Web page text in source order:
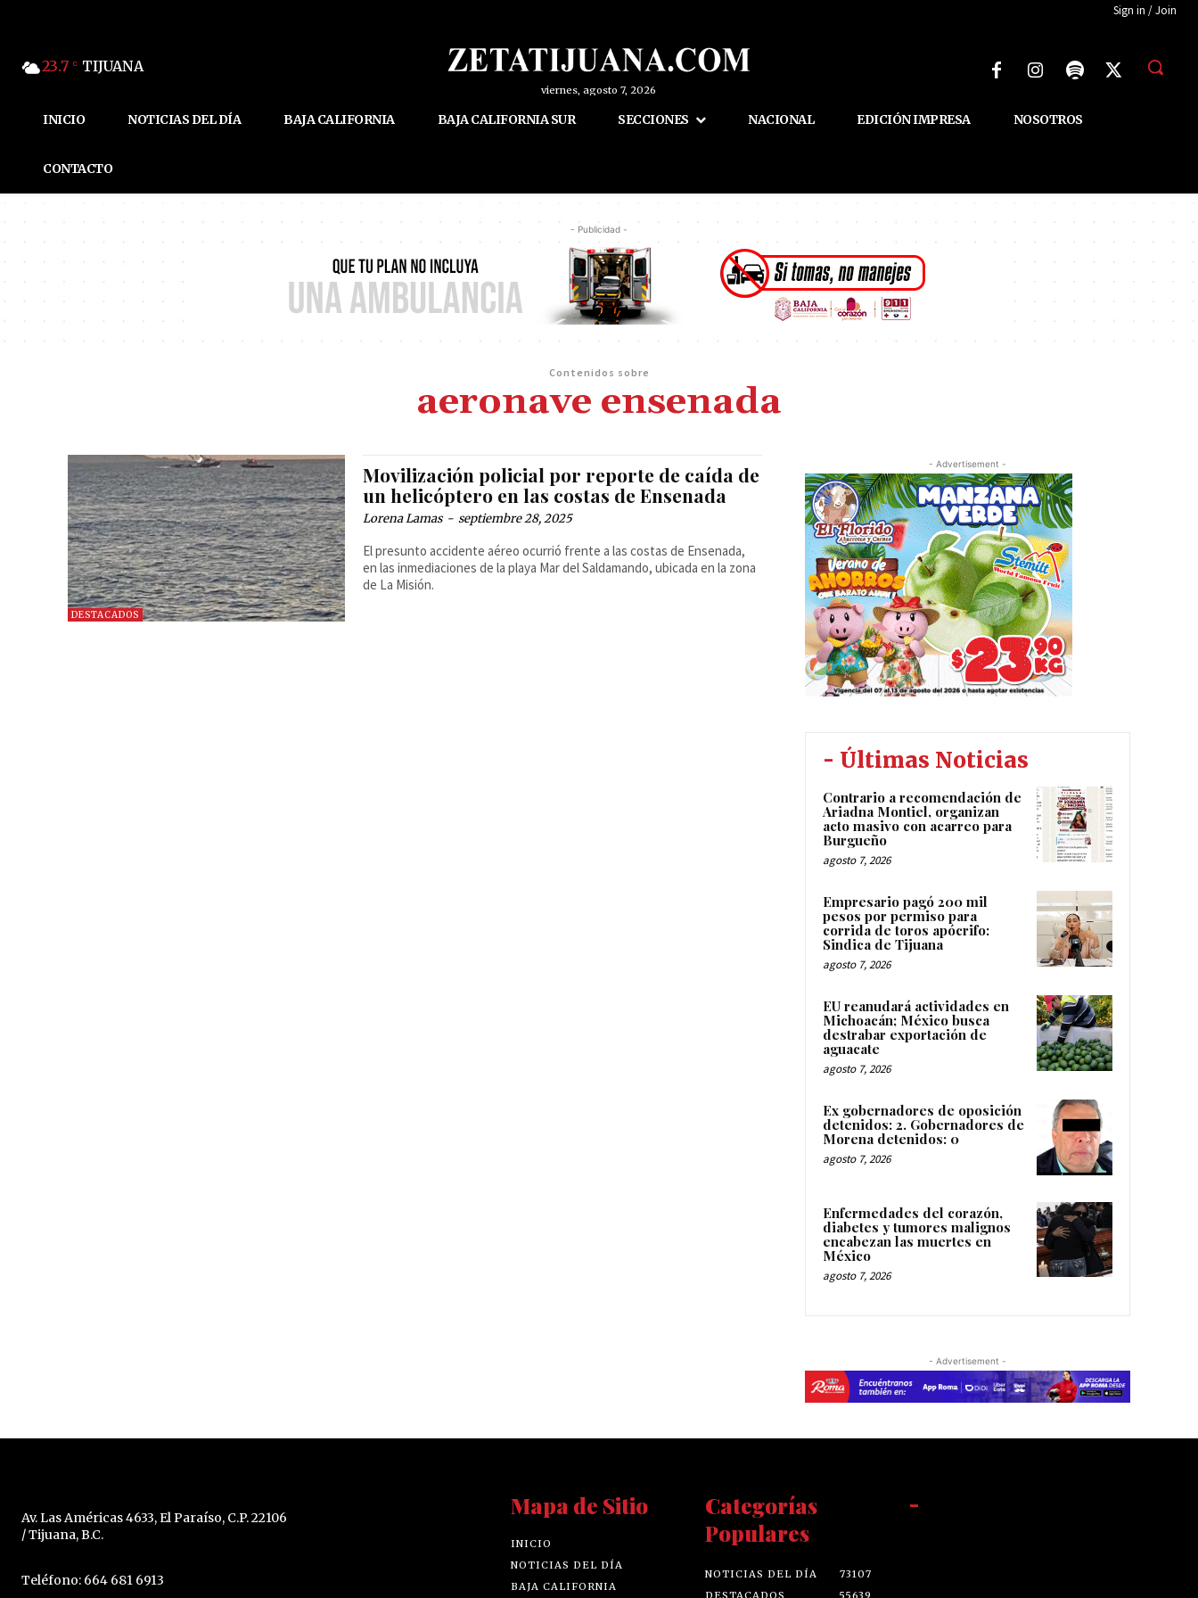
Sign in / Join
23.7 C TIJUANA
viernes, agosto 7, 2026
INICIO NOTICIAS DEL DÍA BAJA CALIFORNIA BAJA CALIFORNIA SUR SECCIONES NACIONAL EDICIÓN IMPRESA NOSOTROS
CONTACTO
- Publicidad -
Contenidos sobre
aeronave ensenada
DESTACADOS
Movilización policial por reporte de caída de
un helicóptero en las costas de Ensenada
Lorena Lamas - septiembre 28, 2025
El presunto accidente aéreo ocurrió frente a las costas de Ensenada,
en las inmediaciones de la playa Mar del Saldamando, ubicada en la zona
de La Misión.
- Advertisement -
- Últimas Noticias
Contrario a recomendación de
Ariadna Montiel, organizan
acto masivo con acarreo para
Burgueño
agosto 7, 2026
Empresario pagó 200 mil
pesos por permiso para
corrida de toros apócrifo:
Sindica de Tijuana
agosto 7, 2026
EU reanudará actividades en
Michoacán; México busca
destrabar exportación de
aguacate
agosto 7, 2026
Ex gobernadores de oposición
detenidos: 2. Gobernadores de
Morena detenidos: 0
agosto 7, 2026
Enfermedades del corazón,
diabetes y tumores malignos
encabezan las muertes en
México
agosto 7, 2026
- Advertisement -
Av. Las Américas 4633, El Paraíso, C.P. 22106
/ Tijuana, B.C.
Teléfono: 664 681 6913
Mapa de Sitio
INICIO
NOTICIAS DEL DÍA
BAJA CALIFORNIA
Categorías
Populares
NOTICIAS DEL DÍA
73107
-